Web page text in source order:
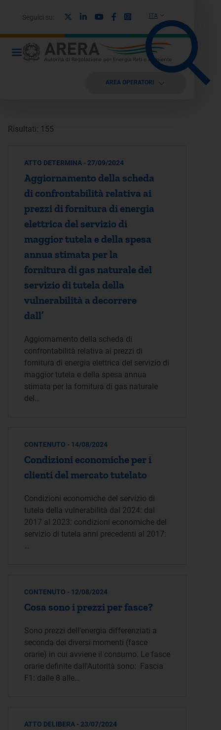
ITA
Seguici su: LinkedinYoutubeFacebook
Instagram
AREA OPERATORI
Risultati: 155
ATTO DETERMINA - 27/09/2024
Aggiornamento della scheda
di confrontabilità relativa ai
prezzi di fornitura di energia
elettrica del servizio di
maggior tutela e della spesa
annua stimata per la
fornitura di gas naturale del
servizio di tutela della
vulnerabilità a decorrere
dall’
Aggiornamento della scheda di
confrontabilità relativa ai prezzi di
fornitura di energia elettrica del servizio di
maggior tutela e della spesa annua
stimata per la fornitura di gas naturale
del…
CONTENUTO - 14/08/2024
Condizioni economiche per i
clienti del mercato tutelato
Condizioni economiche del servizio di
tutela della vulnerabilità dal 2024: dal
2017 al 2023: condizioni economiche del
servizio di tutela anni precedenti al 2017:
…
CONTENUTO - 12/08/2024
Cosa sono i prezzi per fasce?
Sono prezzi dell'energia differenziati a
seconda dei diversi momenti (fasce
orarie) in cui avviene il consumo. Le fasce
orarie definite dall'Autorità sono: Fascia
F1: dalle 8 alle…
ATTO DELIBERA - 23/07/2024